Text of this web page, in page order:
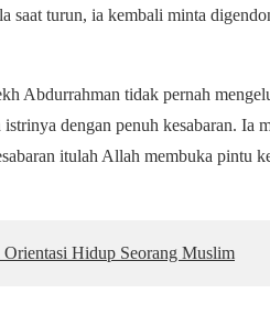
saat turun, ia kembali minta
Abdurrahman tidak pernah
dengan penuh kesabaran. Ia
itulah Allah membuka pintu
Hidup Seorang Muslim